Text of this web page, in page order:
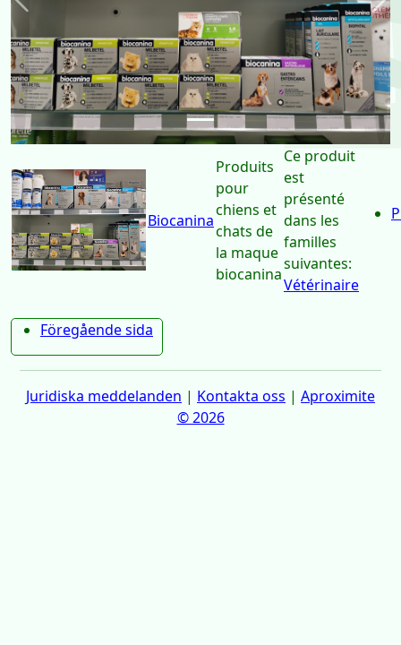
Précédent
Biocanina
Produits
pour
chiens et
chats de
la maque
biocanina
Ce produit
est
présenté
dans les
familles
suivantes:
Vétérinaire
Föregående sida
Juridiska meddelanden | Kontakta oss | Aproximite
© 2026